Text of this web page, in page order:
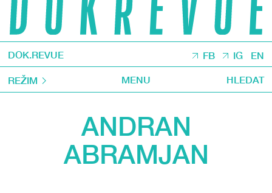
DOK.REVUE FB IG EN
REŽIM MENU HLEDAT
ANDRAN
ABRAMJAN